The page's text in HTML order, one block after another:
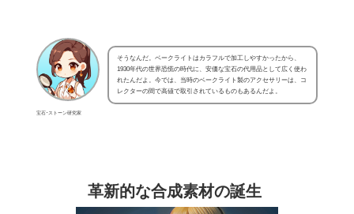
宝石･ストーン研究家
そうなんだ。ベークライトはカラフルで加工しやすかったから、
1930年代の世界恐慌の時代に、安価な宝石の代用品として広く使わ
れたんだよ。今では、当時のベークライト製のアクセサリーは、コ
レクターの間で高値で取引されているものもあるんだよ。
革新的な合成素材の誕生